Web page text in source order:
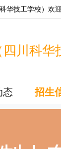
华技工学校） 欢
川科华
态 招生